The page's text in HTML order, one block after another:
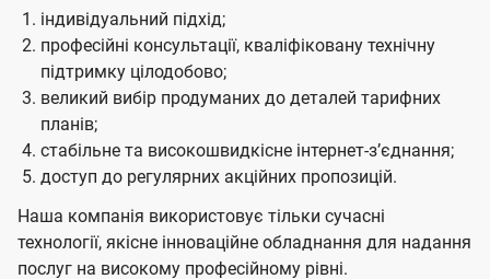
індивідуальний підхід;
професійні консультації, кваліфіковану технічну
підтримку цілодобово;
великий вибір продуманих до деталей тарифних
планів;
стабільне та високошвидкісне інтернет-зʼєднання;
доступ до регулярних акційних пропозицій.
Наша компанія використовує тільки сучасні
технології, якісне інноваційне обладнання для надання
послуг на високому професійному рівні.